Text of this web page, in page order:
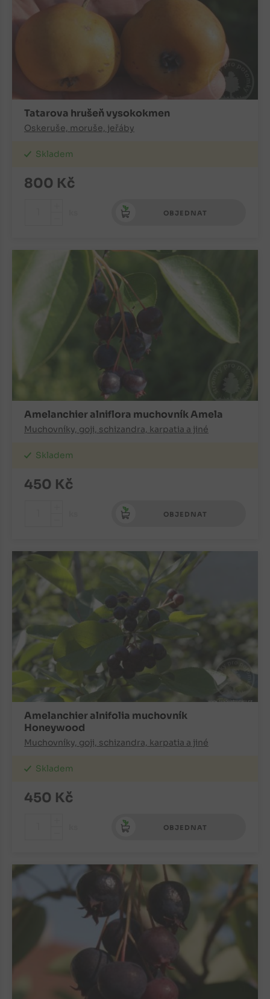
Tatarova hrušeň vysokokmen
Oskeruše, moruše, jeřáby
Skladem
800 Kč
OBJEDNAT
Amelanchier alniflora muchovník Amela
Muchovníky, goji, schizandra, karpatia a jiné
Skladem
450 Kč
OBJEDNAT
Amelanchier alnifolia muchovník
Honeywood
Muchovníky, goji, schizandra, karpatia a jiné
Skladem
450 Kč
OBJEDNAT